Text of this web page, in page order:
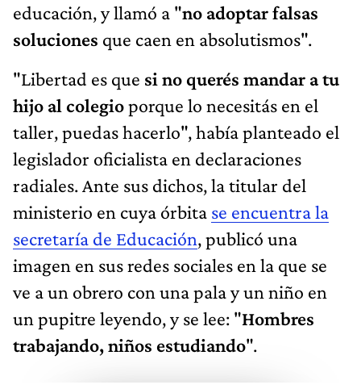
educación, y llamó a "no adoptar falsas
soluciones que caen en absolutismos".
"Libertad es que si no querés mandar a tu
hijo al colegioporque lo necesitás en el
taller, puedas hacerlo", había planteado el
legislador oficialista en declaraciones
radiales. Ante sus dichos, la titular del
ministerio en cuya órbita se encuentra la
secretaría de Educación, publicó una
imagen en sus redes sociales en la que se
ve a un obrero con una pala y un niño en
un pupitre leyendo, y se lee: "Hombres
trabajando, niños estudiando".